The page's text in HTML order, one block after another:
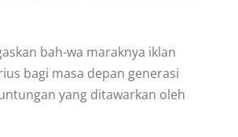
bah-wa maraknya iklan
bagi masa depan generasi
yang ditawarkan oleh